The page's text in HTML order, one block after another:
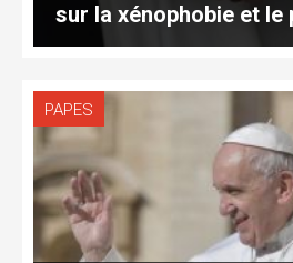
sur la xénophobie et le
PAPES